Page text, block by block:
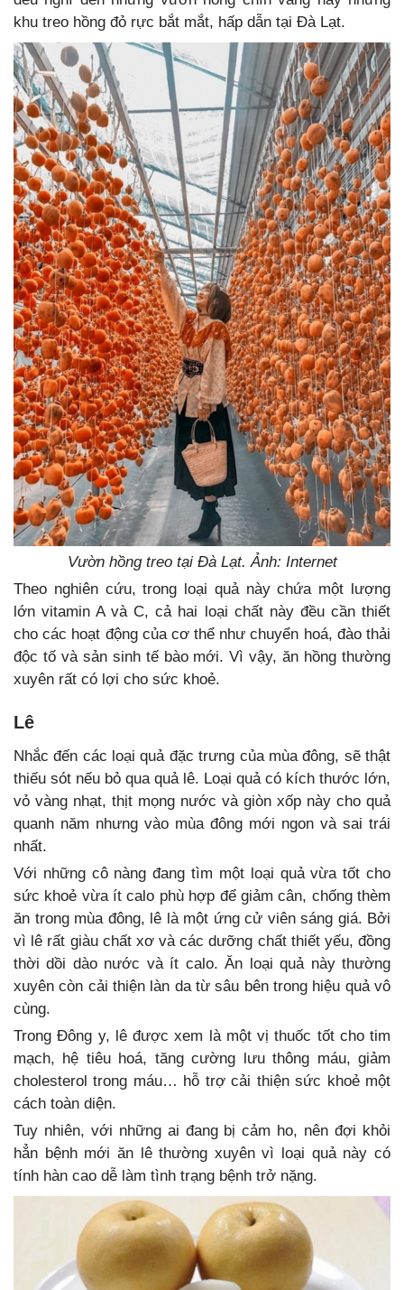
khu treo hồng đỏ rực bắt mắt, hấp dẫn tại Đà Lạt.
Vườn hồng treo tại Đà Lạt. Ảnh: Internet
Theo nghiên cứu, trong loại quả này chứa một lượng
lớn vitamin A và C, cả hai loại chất này đều cần thiết
cho các hoạt động của cơ thể như chuyển hoá, đào thải
độc tố và sản sinh tế bào mới. Vì vậy, ăn hồng thường
xuyên rất có lợi cho sức khoẻ.
Lê
Nhắc đến các loại quả đặc trưng của mùa đông, sẽ thật
thiếu sót nếu bỏ qua quả lê. Loại quả có kích thước lớn,
vỏ vàng nhạt, thịt mọng nước và giòn xốp này cho quả
quanh năm nhưng vào mùa đông mới ngon và sai trái
nhất.
Với những cô nàng đang tìm một loại quả vừa tốt cho
sức khoẻ vừa ít calo phù hợp để giảm cân, chống thèm
ăn trong mùa đông, lê là một ứng cử viên sáng giá. Bởi
vì lê rất giàu chất xơ và các dưỡng chất thiết yếu, đồng
thời dồi dào nước và ít calo. Ăn loại quả này thường
xuyên còn cải thiện làn da từ sâu bên trong hiệu quả vô
cùng.
Trong Đông y, lê được xem là một vị thuốc tốt cho tim
mạch, hệ tiêu hoá, tăng cường lưu thông máu, giảm
cholesterol trong máu… hỗ trợ cải thiện sức khoẻ một
cách toàn diện.
Tuy nhiên, với những ai đang bị cảm ho, nên đợi khỏi
hẳn bệnh mới ăn lê thường xuyên vì loại quả này có
tính hàn cao dễ làm tình trạng bệnh trở nặng.